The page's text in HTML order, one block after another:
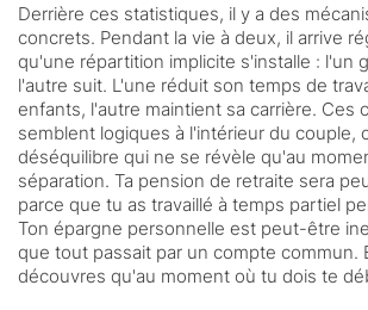
Derrière ces statistiques, il y a des
concrets. Pendant la vie à deux, il arrive
qu'une répartition implicite s'installe : l'un
l'autre suit. L'une réduit son temps de
enfants, l'autre maintient sa carrière. Ces
semblent logiques à l'intérieur du couple,
déséquilibre qui ne se révèle qu'au
séparation. Ta pension de retraite sera
parce que tu as travaillé à temps partiel
Ton épargne personnelle est peut-être
que tout passait par un compte commun.
découvres qu'au moment où tu dois te